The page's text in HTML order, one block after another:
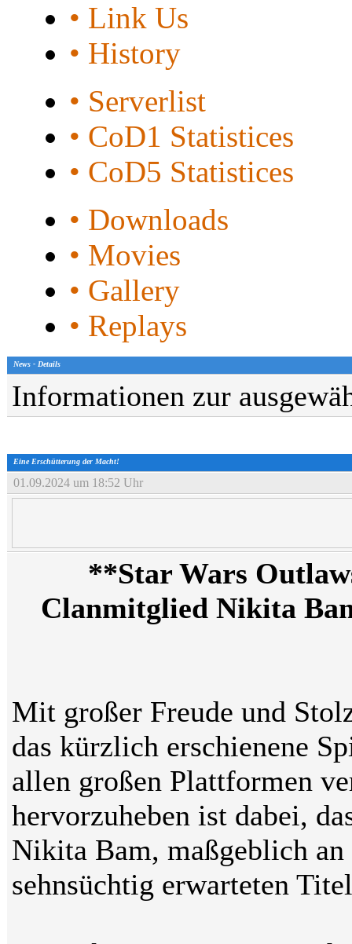
• Link Us
• History
• Serverlist
• CoD1 Statistices
• CoD5 Statistices
• Downloads
• Movies
• Gallery
• Replays
News - Details
Informationen zur
Eine Erschütterung der Macht!
01.09.2024 um 18:52 Uhr
**Star Wars
Clanmitglied Nikita
Mit großer Freude und
das kürzlich erschienene
allen großen Plattformen
hervorzuheben ist dabei,
Nikita Bam, maßgeblich
sehnsüchtig erwarteten